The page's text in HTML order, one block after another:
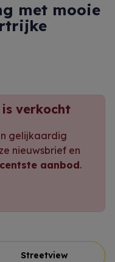
met mooie
verkocht
gelijkaardig
nieuwsbrief en
aanbod.
Streetview